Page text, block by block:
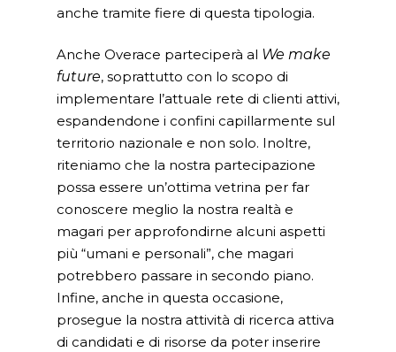
anche tramite fiere di questa tipologia.
Anche Overace parteciperà al We make
future, soprattutto con lo scopo di
implementare l’attuale rete di clienti attivi,
espandendone i confini capillarmente sul
territorio nazionale e non solo. Inoltre,
riteniamo che la nostra partecipazione
possa essere un’ottima vetrina per far
conoscere meglio la nostra realtà e
magari per approfondirne alcuni aspetti
più “umani e personali”, che magari
potrebbero passare in secondo piano.
Infine, anche in questa occasione,
prosegue la nostra attività di ricerca attiva
di candidati e di risorse da poter inserire